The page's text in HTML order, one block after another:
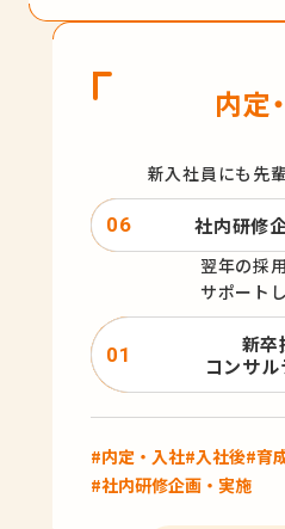
内定
新入社員にも先
社内研修
翌年の採
サポート
新卒
コンサ
#内定・入社#入社後#育
#社内研修企画・実施